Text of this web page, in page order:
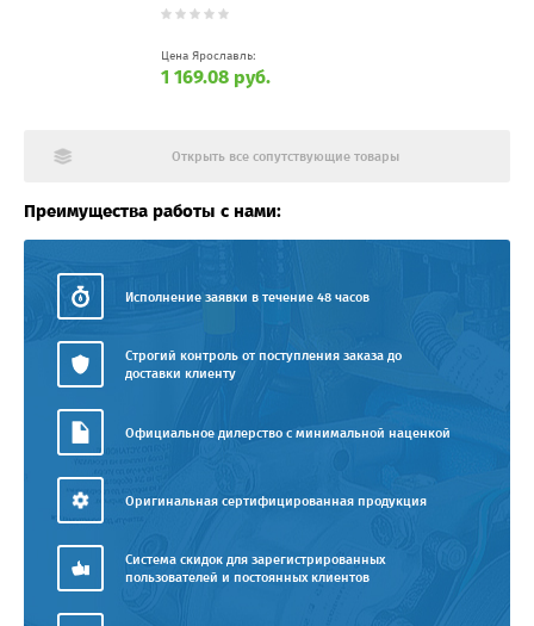
Цена Ярославль:
1 169.08 руб.
Открыть все сопутствующие товары
Преимущества работы с нами:
Исполнение заявки в течение 48 часов
Строгий контроль от поступления заказа до
доставки клиенту
Официальное дилерство с минимальной наценкой
Оригинальная сертифицированная продукция
Система скидок для зарегистрированных
пользователей и постоянных клиентов